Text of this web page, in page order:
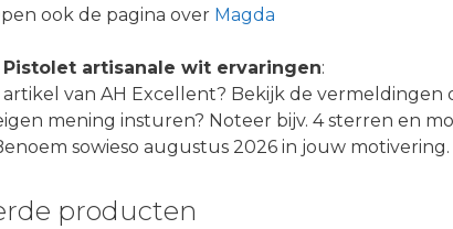
ook de pagina over Magda
Pistolet artisanale wit ervaringen:
artikel van AH Excellent? Bekijk de vermeldingen
mening insturen? Noteer bijv. 4 sterren en
sowieso augustus 2026 in jouw motivering.
producten